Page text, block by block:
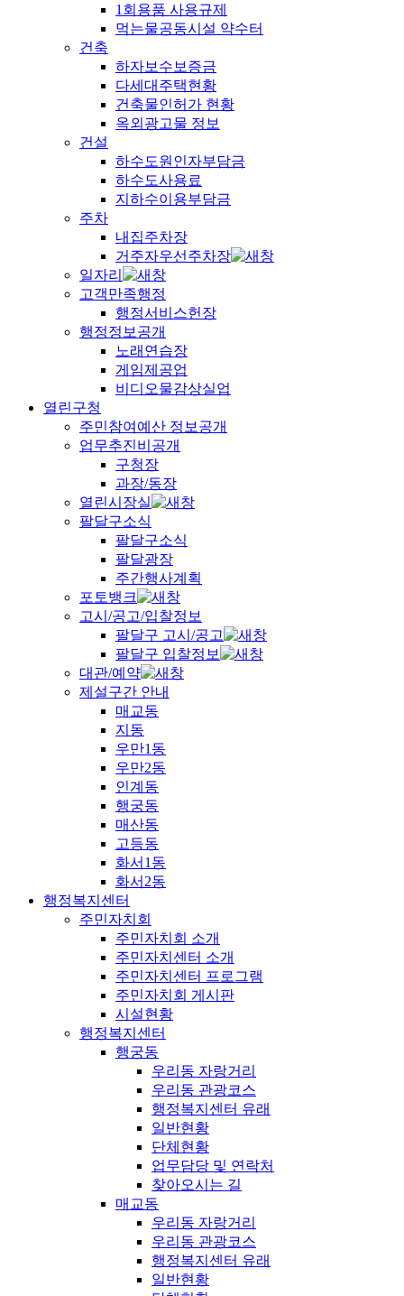
1회용품 사용규제
먹는물공동시설 약수터
건축
하자보수보증금
다세대주택현황
건축물인허가 현황
옥외광고물 정보
건설
하수도원인자부담금
하수도사용료
지하수이용부담금
주차
내집주차장
거주자우선주차장
일자리
고객만족행정
행정서비스헌장
행정정보공개
노래연습장
게임제공업
비디오물감상실업
열린구청
주민참여예산 정보공개
업무추진비공개
구청장
과장/동장
열린시장실
팔달구소식
팔달구소식
팔달광장
주간행사계획
포토뱅크
고시/공고/입찰정보
팔달구 고시/공고
팔달구 입찰정보
대관/예약
제설구간 안내
매교동
지동
우만1동
우만2동
인계동
행궁동
매산동
고등동
화서1동
화서2동
행정복지센터
주민자치회
주민자치회 소개
주민자치센터 소개
주민자치센터 프로그램
주민자치회 게시판
시설현황
행정복지센터
행궁동
우리동 자랑거리
우리동 관광코스
행정복지센터 유래
일반현황
단체현황
업무담당 및 연락처
찾아오시는 길
매교동
우리동 자랑거리
우리동 관광코스
행정복지센터 유래
일반현황